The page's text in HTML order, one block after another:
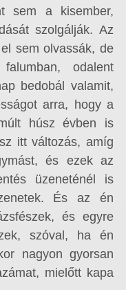
sem a kisember,
szolgálják. Az
sem olvassák, de
odalent
bedobál valamit,
arra, hogy a
húsz évben is
itt változás, amíg
és ezek az
üzeneténél is
És az én
és egyre
szóval, ha én
nagyon gyorsan
mielőtt kapa